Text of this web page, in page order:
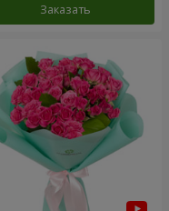
Заказать